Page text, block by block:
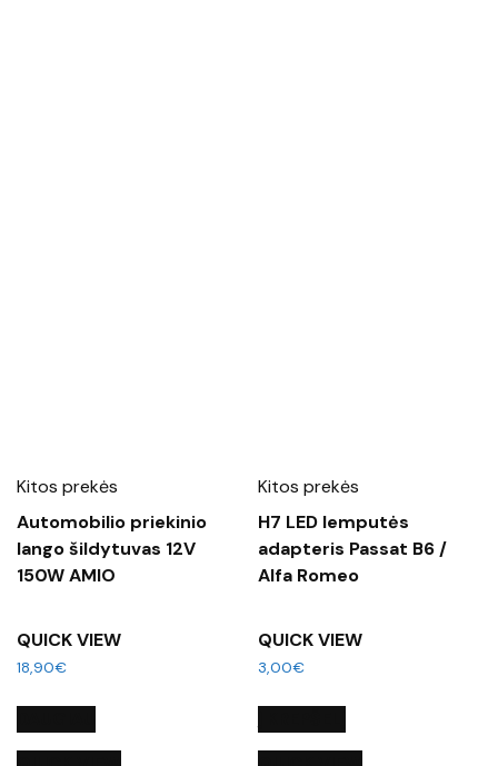
Kitos prekės
Automobilio priekinio
lango šildytuvas 12V
150W AMIO
QUICK VIEW
18,90€
Kitos prekės
H7 LED lemputės
adapteris Passat B6 /
Alfa Romeo
QUICK VIEW
3,00€